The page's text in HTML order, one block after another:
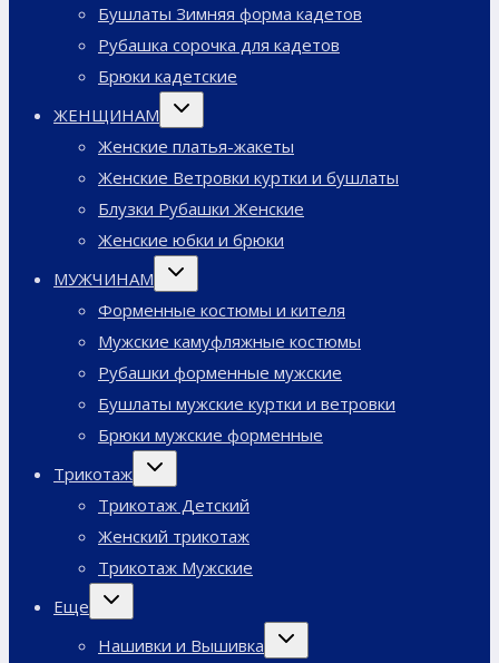
Бушлаты Зимняя форма кадетов
Рубашка сорочка для кадетов
Брюки кадетские
ЖЕНЩИНАМ
Переключить
дочернее
Женские платья-жакеты
Женские Ветровки куртки и бушлаты
Блузки Рубашки Женские
Женские юбки и брюки
МУЖЧИНАМ
Переключить
дочернее
Форменные костюмы и кителя
Мужские камуфляжные костюмы
Рубашки форменные мужские
Бушлаты мужские куртки и ветровки
Брюки мужские форменные
Трикотаж
Переключить
дочернее
Трикотаж Детский
Женский трикотаж
Трикотаж Мужские
Еще
Переключить
дочернее
Нашивки и Вышивка
Переключить
дочернее